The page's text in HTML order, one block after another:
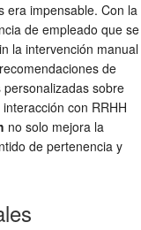
era impensable. Con la
de empleado que se
la intervención manual
de
sobre
con RRHH
no solo mejora la
de pertenencia y